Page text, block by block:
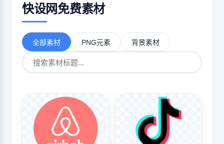
快设网免费素材
全部素材 PNG元素 背景素材